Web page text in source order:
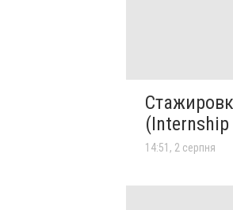
(Internship
14:51, 2 серпня